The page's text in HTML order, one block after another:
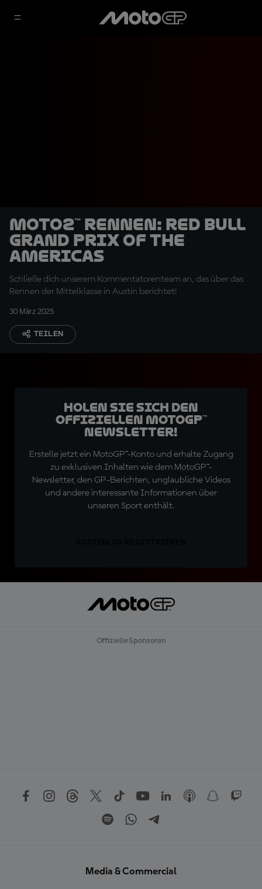
Moto2™ Rennen: Red Bull
Grand Prix of The
Americas
Schließe dich unserem Kommentatorenteam an, das über das
Rennen der Mittelklasse in Austin berichtet!
30 März 2025
TEILEN
Holen Sie sich den
offiziellen MotoGP™
Newsletter!
Erstelle jetzt ein MotoGP™-Konto und erhalte Zugang
zu exklusiven Inhalten wie dem MotoGP™-
Newsletter, den GP-Berichten, unglaubliche Videos
und andere interessante Informationen über
unseren Sport enthält.
Offizielle Sponsoren
Media & Commercial